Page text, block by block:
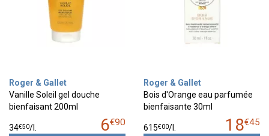
Roger & Gallet
Vanille Soleil gel douche
bienfaisant 200ml
6€90
34€50/
Roger & Gallet
Bois d'Orange eau parfumée
bienfaisante 30ml
18€45
615€00/